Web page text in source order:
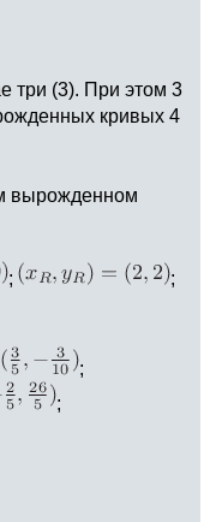
три (3). При этом 3
кривых 4
вырожденном
;
;
;
;